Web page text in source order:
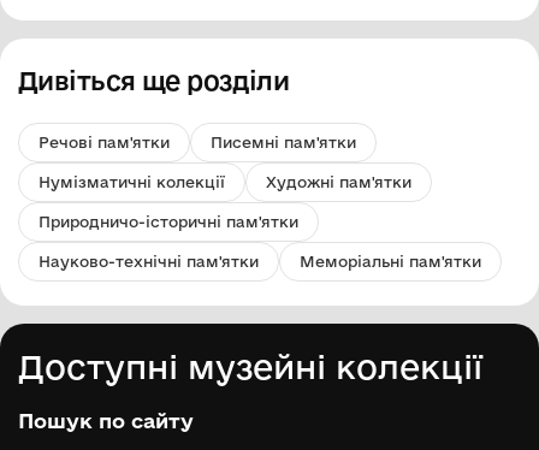
Дивіться ще розділи
Речові пам'ятки Писемні пам'ятки
Нумізматичні колекції Художні пам'ятки
Природничо-історичні пам'ятки
Науково-технічні пам'ятки Меморіальні пам'ятки
Доступні музейні колекції
Пошук по сайту